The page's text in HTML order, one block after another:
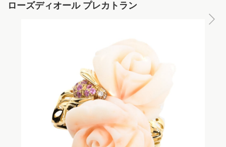
ローズディオール プレカトラン